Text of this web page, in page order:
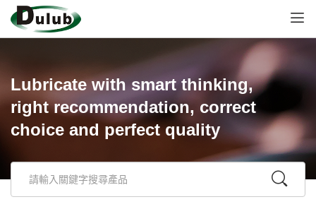
Lubricate with smart thinking,
right recommendation, correct
choice and perfect quality